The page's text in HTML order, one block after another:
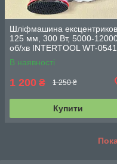
Шліфмашина
125 мм, 300 Вт, 5000-
об/хв INTERTOOL WT-0541
В наявності
1 200 ₴ 1 250 ₴
Купити